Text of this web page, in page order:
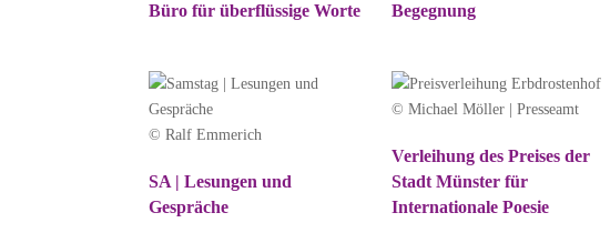
Büro für über­flüssige Worte
Begegnung
© Ralf Emmerich
SA | Lesungen und
Gespräche
© Michael Möller | Presseamt
Verleihung des Preises der
Stadt Münster für
Internationale Poesie